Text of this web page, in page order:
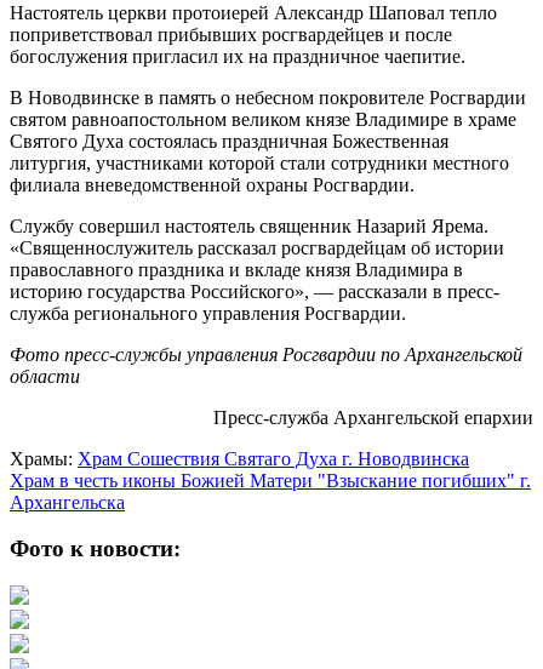
Настоятель церкви протоиерей Александр Шаповал тепло
поприветствовал прибывших росгвардейцев и после
богослужения пригласил их на праздничное чаепитие.
В Новодвинске в память о небесном покровителе Росгвардии
святом равноапостольном великом князе Владимире в храме
Святого Духа состоялась праздничная Божественная
литургия, участниками которой стали сотрудники местного
филиала вневедомственной охраны Росгвардии.
Службу совершил настоятель священник Назарий Ярема.
«Священнослужитель рассказал росгвардейцам об истории
православного праздника и вкладе князя Владимира в
историю государства Российского», — рассказали в пресс-
служба регионального управления Росгвардии.
Фото пресс-службы управления Росгвардии по Архангельской
области
Пресс-служба Архангельской епархии
Храмы: Храм Сошествия Святаго Духа г. Новодвинска
Храм в честь иконы Божией Матери "Взыскание погибших" г.
Архангельска
Фото к новости: